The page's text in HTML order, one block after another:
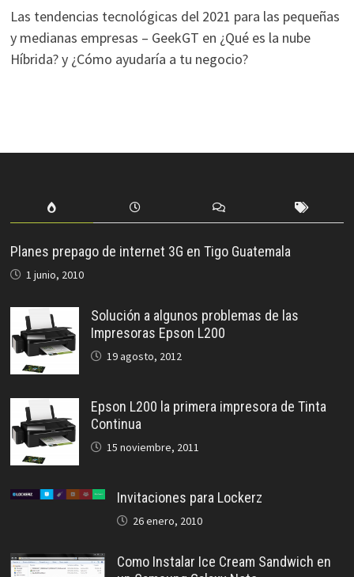
Las tendencias tecnológicas del 2021 para las pequeñas
y medianas empresas – GeekGT en ¿Qué es la nube
Híbrida? y ¿Cómo ayudaría a tu negocio?
Planes prepago de internet 3G en Tigo Guatemala
1 junio, 2010
Solución a algunos problemas de las
Impresoras Epson L200
19 agosto, 2012
Epson L200 la primera impresora de Tinta
Continua
15 noviembre, 2011
Invitaciones para Lockerz
26 enero, 2010
Como Instalar Ice Cream Sandwich en